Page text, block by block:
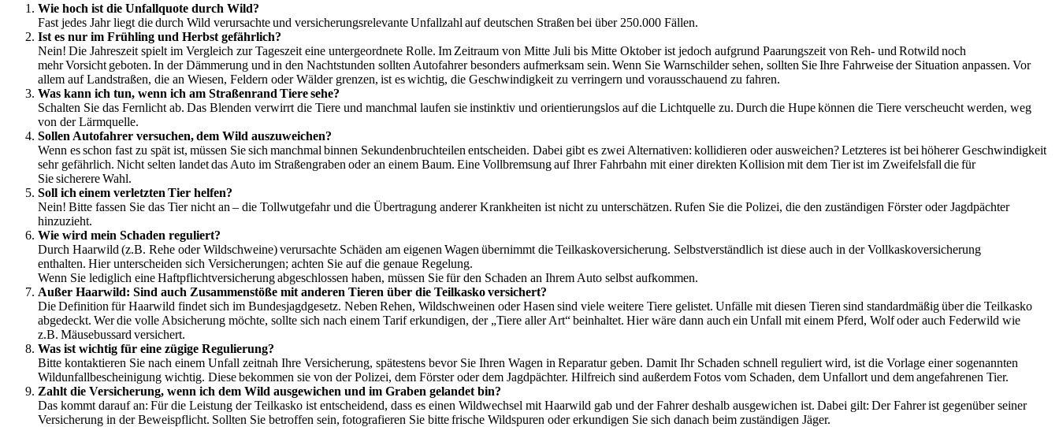
Wie hoch ist die Unfallquote durch Wild?
Fast jedes Jahr liegt die durch Wild verursachte und versicherungsrelevante Unfallzahl auf deutschen Straßen bei über 250.000 Fällen.
Ist es nur im Frühling und Herbst gefährlich?
Nein! Die Jahreszeit spielt im Vergleich zur Tageszeit eine untergeordnete Rolle. Im Zeitraum von Mitte Juli bis Mitte Oktober ist jedoch aufgrund Paarungszeit von Reh- und Rotwild noch
mehr Vorsicht geboten. In der Dämmerung und in den Nachtstunden sollten Autofahrer besonders aufmerksam sein. Wenn Sie Warnschilder sehen, sollten Sie Ihre Fahrweise der Situation anpassen. Vor
allem auf Landstraßen, die an Wiesen, Feldern oder Wälder grenzen, ist es wichtig, die Geschwindigkeit zu verringern und vorausschauend zu fahren.
Was kann ich tun, wenn ich am Straßenrand Tiere sehe?
Schalten Sie das Fernlicht ab. Das Blenden verwirrt die Tiere und manchmal laufen sie instinktiv und orientierungslos auf die Lichtquelle zu. Durch die Hupe können die Tiere verscheucht werden, weg
von der Lärmquelle.
Sollen Autofahrer versuchen, dem Wild auszuweichen?
Wenn es schon fast zu spät ist, müssen Sie sich manchmal binnen Sekundenbruchteilen entscheiden. Dabei gibt es zwei Alternativen: kollidieren oder ausweichen? Letzteres ist bei höherer Geschwindigkeit
sehr gefährlich. Nicht selten landet das Auto im Straßengraben oder an einem Baum. Eine Vollbremsung auf Ihrer Fahrbahn mit einer direkten Kollision mit dem Tier ist im Zweifelsfall die für
Sie sicherere Wahl.
Soll ich einem verletzten Tier helfen?
Nein! Bitte fassen Sie das Tier nicht an – die Tollwutgefahr und die Übertragung anderer Krankheiten ist nicht zu unterschätzen. Rufen Sie die Polizei, die den zuständigen Förster oder Jagdpächter
hinzuzieht.
Wie wird mein Schaden reguliert?
Durch Haarwild (z.B. Rehe oder Wildschweine) verursachte Schäden am eigenen Wagen übernimmt die Teilkaskoversicherung. Selbstverständlich ist diese auch in der Vollkaskoversicherung
enthalten. Hier unterscheiden sich Versicherungen; achten Sie auf die genaue Regelung.
Wenn Sie lediglich eine Haftpflichtversicherung abgeschlossen haben, müssen Sie für den Schaden an Ihrem Auto selbst aufkommen.
Außer Haarwild: Sind auch Zusammenstöße mit anderen Tieren über die Teilkasko versichert?
Die Definition für Haarwild findet sich im Bundesjagdgesetz. Neben Rehen, Wildschweinen oder Hasen sind viele weitere Tiere gelistet. Unfälle mit diesen Tieren sind standardmäßig über die Teilkasko
abgedeckt. Wer die volle Absicherung möchte, sollte sich nach einem Tarif erkundigen, der „Tiere aller Art“ beinhaltet. Hier wäre dann auch ein Unfall mit einem Pferd, Wolf oder auch Federwild wie
z.B. Mäusebussard versichert.
Was ist wichtig für eine zügige Regulierung?
Bitte kontaktieren Sie nach einem Unfall zeitnah Ihre Versicherung, spätestens bevor Sie Ihren Wagen in Reparatur geben. Damit Ihr Schaden schnell reguliert wird, ist die Vorlage einer sogenannten
Wildunfallbescheinigung wichtig. Diese bekommen sie von der Polizei, dem Förster oder dem Jagdpächter. Hilfreich sind außerdem Fotos vom Schaden, dem Unfallort und dem angefahrenen Tier.
Zahlt die Versicherung, wenn ich dem Wild ausgewichen und im Graben gelandet bin?
Das kommt darauf an: Für die Leistung der Teilkasko ist entscheidend, dass es einen Wildwechsel mit Haarwild gab und der Fahrer deshalb ausgewichen ist. Dabei gilt: Der Fahrer ist gegenüber seiner
Versicherung in der Beweispflicht. Sollten Sie betroffen sein, fotografieren Sie bitte frische Wildspuren oder erkundigen Sie sich danach beim zuständigen Jäger.